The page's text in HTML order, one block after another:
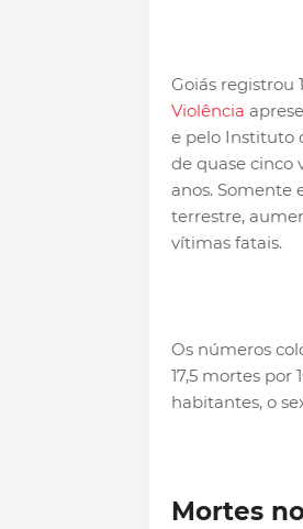
Goiás registrou
Violência
e pelo Instituto
de quase cinco
anos. Somente
terrestre,
vítimas fatais.
Os números
17,5 mortes
habitantes, o
Mortes